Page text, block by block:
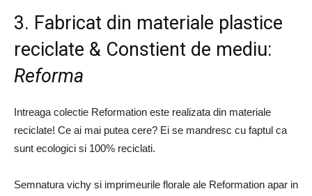
3. Fabricat din materiale plastice
reciclate & Constient de mediu:
Reforma
Intreaga colectie Reformation este realizata din materiale
reciclate! Ce ai mai putea cere? Ei se mandresc cu faptul ca
sunt ecologici si 100% reciclati.
Semnatura vichy si imprimeurile florale ale Reformation apar in